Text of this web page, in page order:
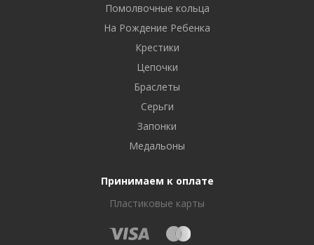
Помолвочные кольца
На Рождение Ребенка
Крестики
Цепочки
Браслеты
Серьги
Запонки
Медальоны
Принимаем к оплате
Пластиковые карты